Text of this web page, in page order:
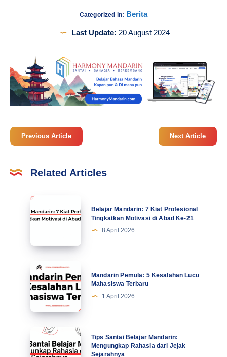
Categorized in: Berita
Last Update: 20 August 2024
Previous Article Next Article
Related Articles
Belajar
Mandarin:
Profesional
Tingkatkan
Motivasi
di
Abad
Ke-
Belajar Mandarin: 7 Kiat Profesional
Tingkatkan Motivasi di Abad Ke-21
8 April 2026
Mandarin
Pemula:
5
Kesalahan
Lucu
Mahasiswa
Terbaru
Mandarin Pemula: 5 Kesalahan Lucu
Mahasiswa Terbaru
1 April 2026
Tips
Santai
Tips Santai Belajar Mandarin:
Mengungkap Rahasia dari Jejak
Sejarahnya